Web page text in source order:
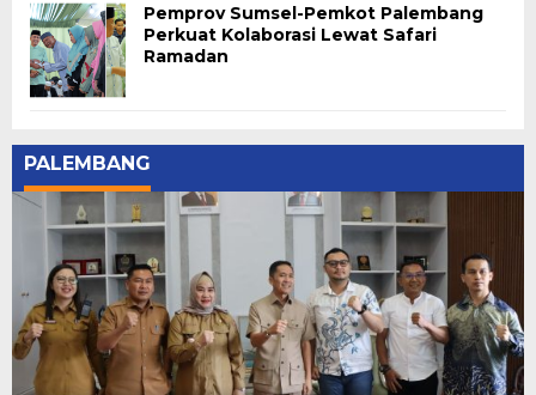
Pemprov Sumsel-Pemkot Palembang
Perkuat Kolaborasi Lewat Safari
Ramadan
PALEMBANG